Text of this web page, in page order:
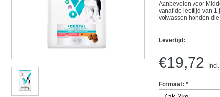
Aanbevolen voor
vanaf de leeftijd van 1
volwassen honden
Levertijd:
€19,72
Formaat: *